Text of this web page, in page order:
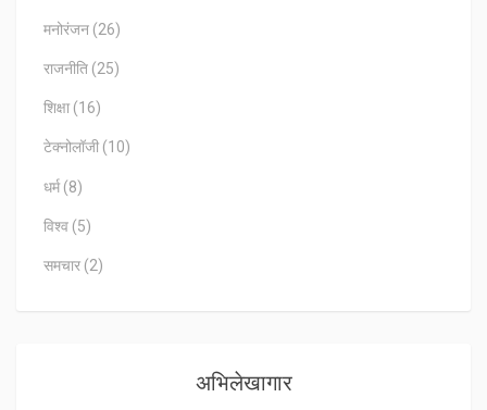
मनोरंजन (26)
राजनीति (25)
शिक्षा (16)
टेक्नोलॉजी (10)
धर्म (8)
विश्व (5)
समचार (2)
अभिलेखागार